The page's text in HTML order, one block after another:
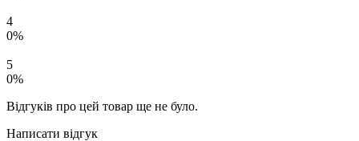
4
0%
5
0%
Відгуків про цей товар ще не було.
Написати відгук